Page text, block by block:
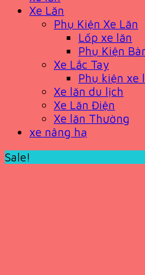
Xe Lăn
Phụ Kiện Xe Lăn
Lốp xe lăn
Phụ Kiện
Xe Lắc Tay
Phụ kiện xe
Xe lăn du lịch
Xe Lăn Điện
Xe lăn Thường
xe nâng hạ
Sale!